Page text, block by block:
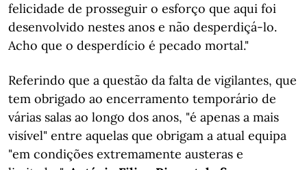
felicidade de prosseguir o esforço que aqui foi
desenvolvido nestes anos e não desperdiçá-lo.
Acho que o desperdício é pecado mortal."
Referindo que a questão da falta de vigilantes, que
tem obrigado ao encerramento temporário de
várias salas ao longo dos anos, "é apenas a mais
visível" entre aquelas que obrigam a atual equipa
"em condições extremamente austeras e